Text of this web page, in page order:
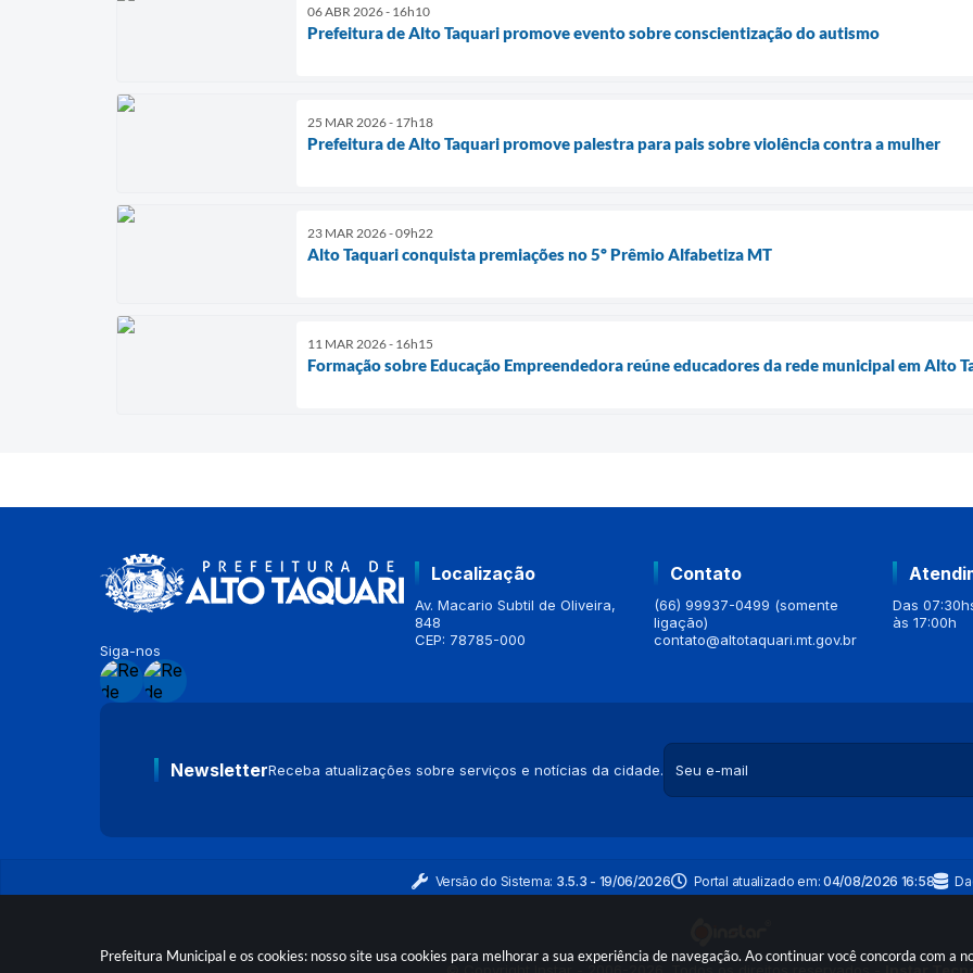
Prefeitura Municipal e os cookies: nosso site usa cookies para melhorar a sua experiência de navegação. Ao continuar você concorda com a
06 ABR 2026 - 16h10
Prefeitura de Alto Taquari promove evento sobre conscientização do autismo
25 MAR 2026 - 17h18
Prefeitura de Alto Taquari promove palestra para pais sobre violência contra a mulher
23 MAR 2026 - 09h22
Alto Taquari conquista premiações no 5º Prêmio Alfabetiza MT
11 MAR 2026 - 16h15
Formação sobre Educação Empreendedora reúne educadores da rede municipal em Alto
Siga-nos
Localização
Av. Macario Subtil de Oliveira,
848
CEP: 78785-000
Contato
(66) 99937-0499 (somente
ligação)
contato@altotaquari.mt.gov.br
Das
às 17:00h
NewsletterReceba atualizações sobre serviços e notícias da cidade.
Versão do Sistema: 3.5.3 - 19/06/2026 Portal atualizado em:04/08/2026 16:58